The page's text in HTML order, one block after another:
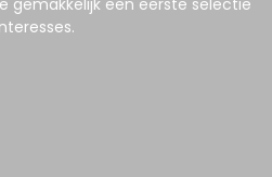
gemakkelijk een eerste selectie